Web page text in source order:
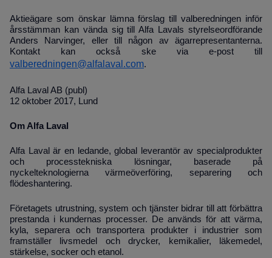
Aktieägare som önskar lämna förslag till valberedningen inför
årsstämman kan vända sig till Alfa Lavals styrelseordförande
Anders Narvinger, eller till någon av ägarrepresentanterna.
Kontakt kan också ske via e-post till
valberedningen@alfalaval.com.
Alfa Laval AB (publ)
12 oktober 2017, Lund
Om Alfa Laval
Alfa Laval är en ledande, global leverantör av specialprodukter
och processtekniska lösningar, baserade på
nyckelteknologierna värmeöverföring, separering och
flödeshantering.
Företagets utrustning, system och tjänster bidrar till att förbättra
prestanda i kundernas processer. De används för att värma,
kyla, separera och transportera produkter i industrier som
framställer livsmedel och drycker, kemikalier, läkemedel,
stärkelse, socker och etanol.